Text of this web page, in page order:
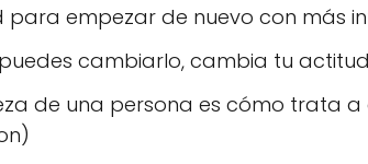
empezar de nuevo con más
cambiarlo, cambia tu
de una persona es cómo trata a